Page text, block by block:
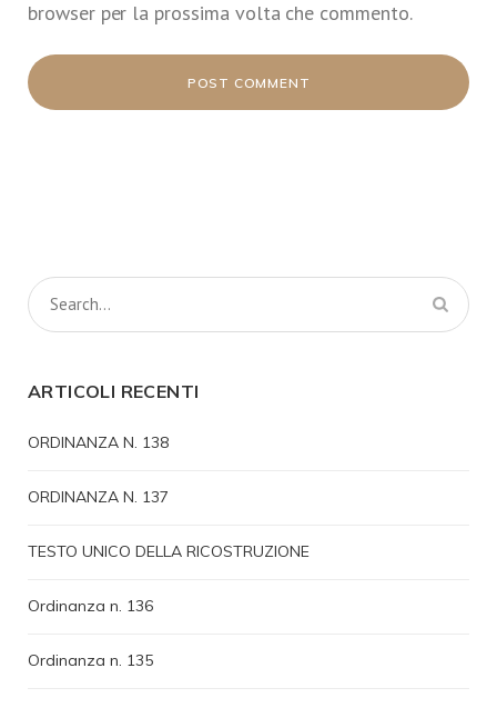
browser per la prossima volta che commento.
ARTICOLI RECENTI
ORDINANZA N. 138
ORDINANZA N. 137
TESTO UNICO DELLA RICOSTRUZIONE
Ordinanza n. 136
Ordinanza n. 135